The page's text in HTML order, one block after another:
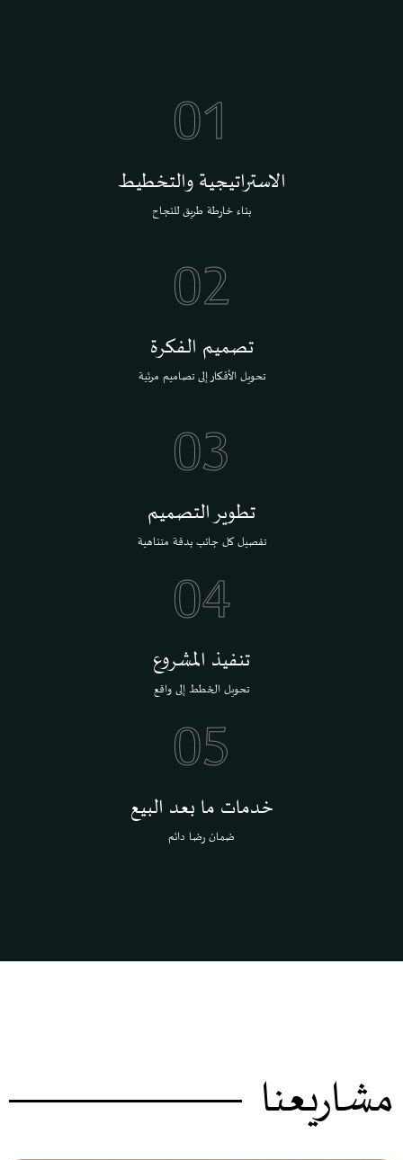
01
الاستراتيجية والتخطيط
بناء خارطة طريق للنجاح
02
تصميم الفكرة
تحويل الأفكار إلى تصاميم مرئية
03
تطوير التصميم
تفصيل كل جانب بدقة متناهية
04
تنفيذ المشروع
تحويل الخطط إلى واقع
05
خدمات ما بعد البيع
ضمان رضا دائم
مشاريعنا